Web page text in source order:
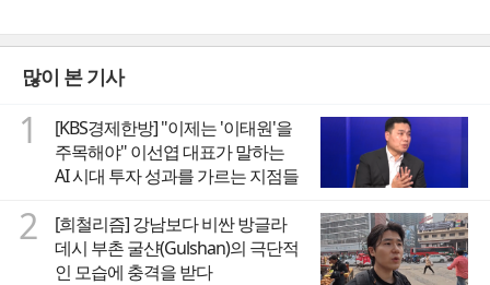
많이 본 기사
1
[KBS경제한방] "이제는 '이태원'을
주목해야" 이선엽 대표가 말하는
AI 시대 투자 성과를 가르는 지점들
2
[희철리즘] 강남보다 비싼 방글라
데시 부촌 굴샨(Gulshan)의 극단적
인 모습에 충격을 받다